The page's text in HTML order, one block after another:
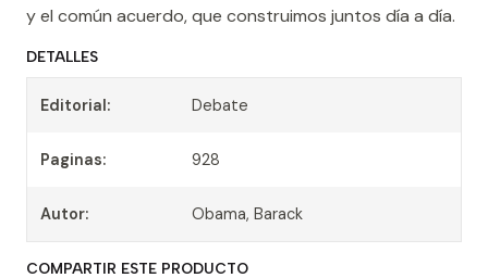
y el común acuerdo, que construimos juntos día a día.
DETALLES
Editorial: Debate
Paginas: 928
Autor: Obama, Barack
COMPARTIR ESTE PRODUCTO